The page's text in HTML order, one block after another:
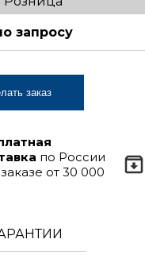
запросу
заказ
по России
от 30 000